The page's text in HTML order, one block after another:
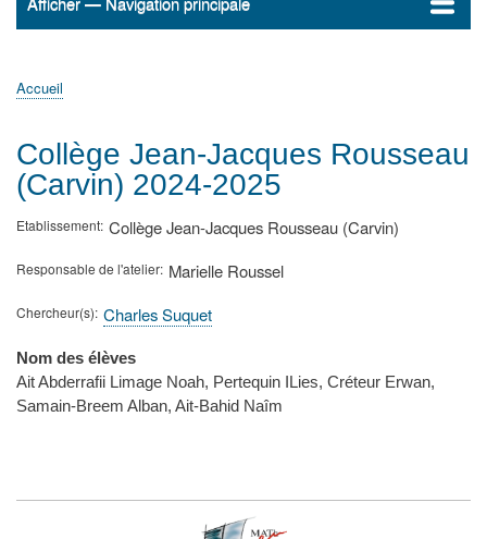
Navigation
Accueil
ActualitésMATh.en.JEANS ?
Régions et Ateliers
Créer, gérer un atelier
Sujets/Publications
Congrès
d'Ariane
Accueil
Collège Jean-Jacques Rousseau
(Carvin) 2024-2025
Etablissement Collège Jean-Jacques Rousseau (Carvin)
Responsable de l'atelier Marielle Roussel
Chercheur(s) Charles Suquet
Nom des élèves
Ait Abderrafii Limage Noah, Pertequin ILies, Créteur Erwan,
Samain-Breem Alban, Ait-Bahid Naîm